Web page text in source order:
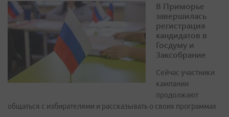
В Приморье
завершилась
регистрация
кандидатов в
Госдуму и
Заксобрание
Сейчас участники
кампании
продолжают
общаться с избирателями и рассказывать о своих программах